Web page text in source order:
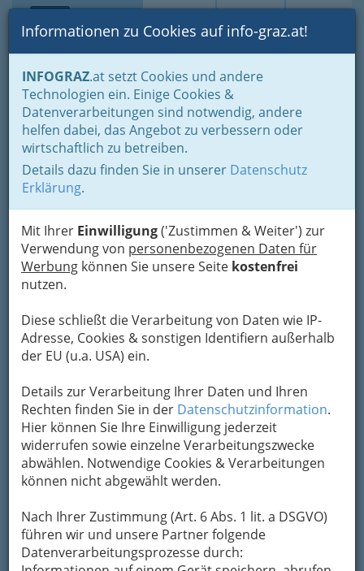
Suche Login Toggle
Informationen zu Cookies auf info-graz.at!
INFOGRAZ.at setzt Cookies und andere
Technologien ein. Einige Cookies &
Datenverarbeitungen sind notwendig, andere
helfen dabei, das Angebot zu verbessern oder
wirtschaftlich zu betreiben.
Details dazu finden Sie in unserer Datenschutz
Erklärung.
Mit Ihrer Einwilligung('Zustimmen & Weiter') zur
Verwendung von personenbezogenen Daten für
Werbung können Sie unsere Seite kostenfrei
nutzen.
Diese schließt die Verarbeitung von Daten wie IP-
Adresse, Cookies & sonstigen Identifiern außerhalb
der EU (u.a. USA) ein.
Details zur Verarbeitung Ihrer Daten und Ihren
Rechten finden Sie in der Datenschutzinformation.
Hier können Sie Ihre Einwilligung jederzeit
widerrufen sowie einzelne Verarbeitungszwecke
abwählen. Notwendige Cookies & Verarbeitungen
können nicht abgewählt werden.
Nach Ihrer Zustimmung (Art. 6 Abs. 1 lit. a DSGVO)
führen wir und unsere Partner folgende
Datenverarbeitungsprozesse durch:
Home Branchen Mobilität Zubehör - Tuning
ALLMER Anhängervertrieb
und -Vermietung
Schöckelstrasse 96, 8045 Graz
+43 316 691 795 - 10
+43 316 691 795 - 6
+43 664 336 17 71
Karte
Adresse mit Google Maps anschauen
Kontaktaufnahme
Um die Info-Graz Firmenvor Spam-Mails zu
bewahren, verwenden wir an dieser Stelle zur
Übermittlung Ihrer Nachricht ein sicheres
Formular. Ihre Nachricht wird nach dem
Unternehmen ALLMER Anhängervertrieb und -
Vermietung weitergeleitet.
Mein Name